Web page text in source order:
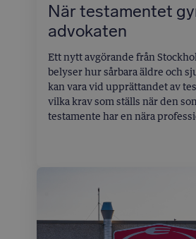
När testamentet
advokaten
Ett nytt avgörande från
belyser hur sårbara äldre och
kan vara vid upprättandet av
vilka krav som ställs när den
testamente har en nära
som förmånstagare fick stå för
rättegångskostnaderna.